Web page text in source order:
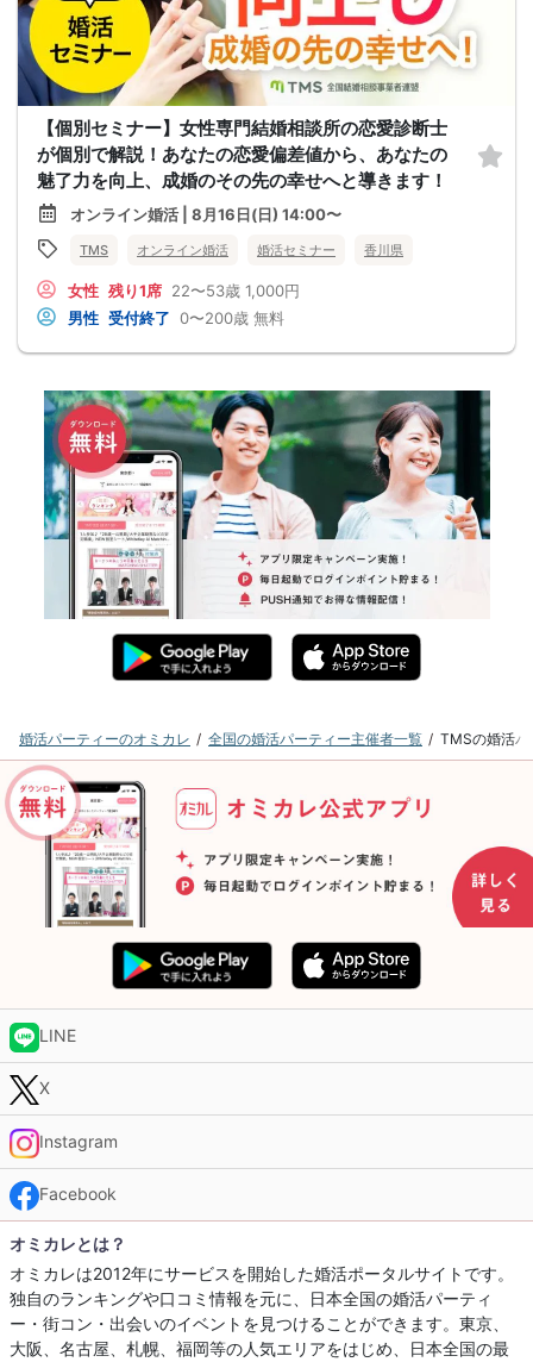
【個別セミナー】女性専門結婚相談所の恋愛診断士
が個別で解説！あなたの恋愛偏差値から、あなたの
魅了力を向上、成婚のその先の幸せへと導きます！
オンライン婚活 | 8月16日(日) 14:00〜
TMS オンライン婚活 婚活セミナー 香川県
女性 残り1席 22〜53歳 1,000円
男性 受付終了 0〜200歳 無料
婚活パーティーのオミカレ 全国の婚活パーティー主催者一覧 TMSの婚活パ
LINE
X
Instagram
Facebook
オミカレとは？
オミカレは2012年にサービスを開始した婚活ポータルサイトです。
独自のランキングや口コミ情報を元に、日本全国の婚活パーティ
ー・街コン・出会いのイベントを見つけることができます。東京、
大阪、名古屋、札幌、福岡等の人気エリアをはじめ、日本全国の最